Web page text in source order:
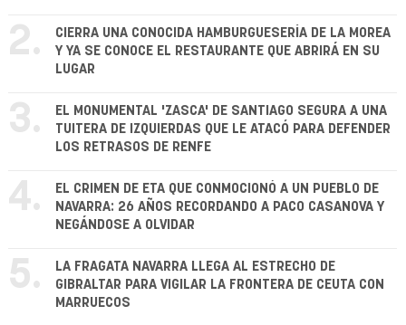
2.
CIERRA UNA CONOCIDA HAMBURGUESERÍA DE LA MOREA
Y YA SE CONOCE EL RESTAURANTE QUE ABRIRÁ EN SU
LUGAR
3.
EL MONUMENTAL 'ZASCA' DE SANTIAGO SEGURA A UNA
TUITERA DE IZQUIERDAS QUE LE ATACÓ PARA DEFENDER
LOS RETRASOS DE RENFE
4.
EL CRIMEN DE ETA QUE CONMOCIONÓ A UN PUEBLO DE
NAVARRA: 26 AÑOS RECORDANDO A PACO CASANOVA Y
NEGÁNDOSE A OLVIDAR
5.
LA FRAGATA NAVARRA LLEGA AL ESTRECHO DE
GIBRALTAR PARA VIGILAR LA FRONTERA DE CEUTA CON
MARRUECOS